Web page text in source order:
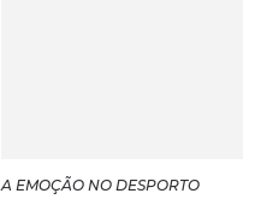
A EMOÇÃO NO DESPORTO